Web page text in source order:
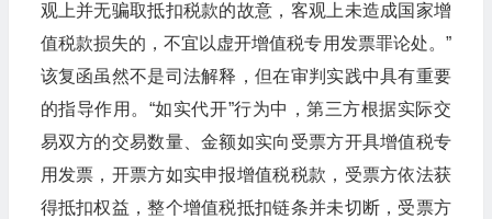
观上并无骗取抵扣税款的故意，客观上未造成国家增
值税款损失的，不宜以虚开增值税专用发票罪论处。”
该复函虽然不是司法解释，但在审判实践中具有重要
的指导作用。“如实代开”行为中，第三方根据实际交
易双方的交易数量、金额如实向受票方开具增值税专
用发票，开票方如实申报增值税税款，受票方依法获
得抵扣权益，整个增值税抵扣链条并未切断，受票方